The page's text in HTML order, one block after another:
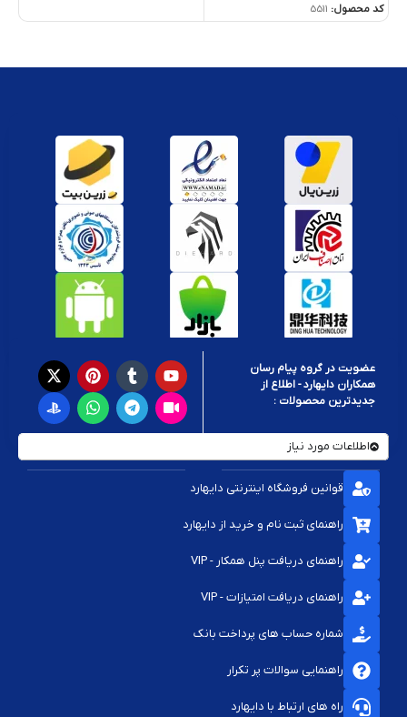
کد محصول: 5511
عضویت در گروه پیام رسان
همکاران دایهارد - اطلاع از
جدیدترین محصولات :
اطلاعات مورد نیاز
قوانین فروشگاه اینترنتی دایهارد
راهنمای ثبت نام و خرید از دایهارد
راهنمای دریافت پنل همکار - VIP
راهنمای دریافت امتیازات - VIP
شماره حساب های پرداخت بانک
راهنمایی سوالات پر تکرار
راه های ارتباط با دایهارد